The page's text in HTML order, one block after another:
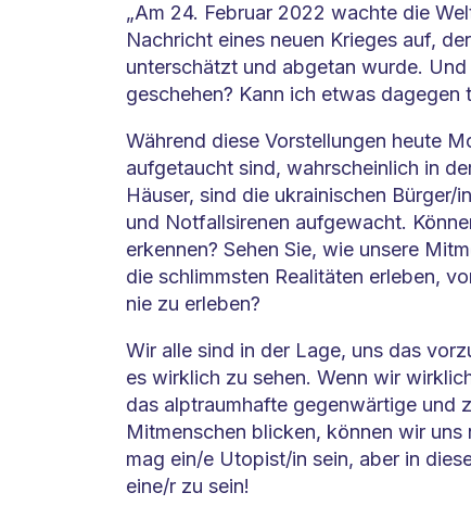
„Am 24. Februar 2022 wachte die
Nachricht eines neuen Krieges auf,
unterschätzt und abgetan wurde.
geschehen? Kann ich etwas dagegen
Während diese Vorstellungen heute
aufgetaucht sind, wahrscheinlich in
Häuser, sind die ukrainischen Bürger/
und Notfallsirenen aufgewacht.
erkennen? Sehen Sie, wie unsere
die schlimmsten Realitäten erleben,
nie zu erleben?
Wir alle sind in der Lage, uns das
es wirklich zu sehen. Wenn wir
das alptraumhafte gegenwärtige und
Mitmenschen blicken, können wir
mag ein/e Utopist/in sein, aber in
eine/r zu sein!